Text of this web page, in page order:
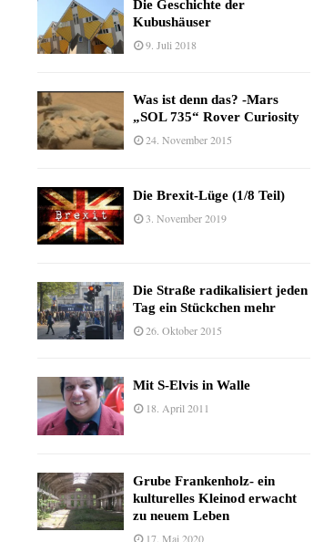
Die Geschichte der
Kubushäuser
9. Juli 2018
Was ist denn das? -Mars
„SOL 735“ Rover Curiosity
24. November 2015
Die Brexit-Lüge (1/8 Teil)
3. November 2019
Die Straße radikalisiert jeden
Tag ein Stückchen mehr
26. Oktober 2015
Mit S-Elvis in Walle
18. April 2011
Grube Frankenholz- ein
kulturelles Kleinod erwacht
zu neuem Leben
17. Mai 2020